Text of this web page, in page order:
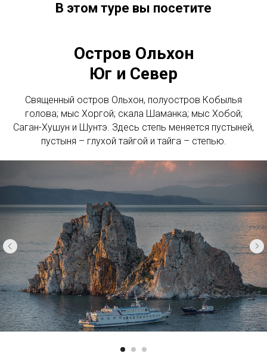
В этом туре вы посетите
Остров Ольхон
Юг и Север
Священный остров Ольхон, полуостров Кобылья
голова; мыс Хоргой; скала Шаманка; мыс Хобой;
Саган-Хушун и Шунтэ. Здесь степь меняется пустыней,
пустыня – глухой тайгой и тайга – степью.